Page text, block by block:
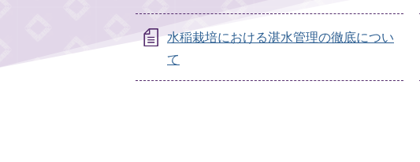
水稲栽培における湛水管理の徹底につい
て